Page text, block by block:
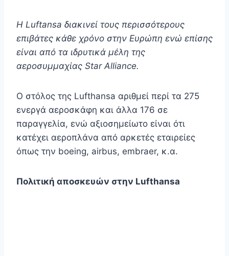
Η Luftansa διακινεί τους περισσότερους
επιβάτες κάθε χρόνο στην Ευρώπη ενώ επίσης
είναι από τα ιδρυτικά μέλη της
αεροσυμμαχίας Star Alliance.
Ο στόλος της Lufthansa αριθμεί περί τα 275
ενεργά αεροσκάφη και άλλα 176 σε
παραγγελία, ενώ αξιοσημείωτο είναι ότι
κατέχει αεροπλάνα από αρκετές εταιρείες
όπως την boeing, airbus, embraer, κ.α.
Πολιτική αποσκευών στην Lufthansa